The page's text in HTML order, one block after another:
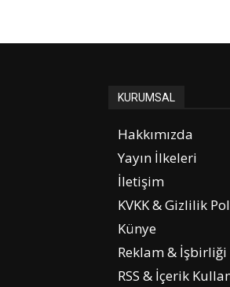
KURUMSAL
Hakkımızda
Yayın İlkeleri
İletişim
KVKK & Gizlilik
Künye
Reklam & İşbirliği
RSS & İçerik